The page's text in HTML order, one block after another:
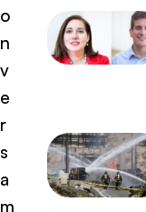
o
n
v
e
r
s
a
m